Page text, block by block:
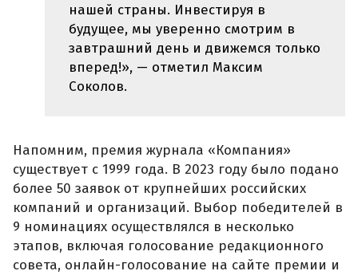
нашей страны. Инвестируя в
будущее, мы уверенно смотрим в
завтрашний день и движемся только
вперед!», — отметил Максим
Соколов.
Напомним, премия журнала «Компания»
существует с 1999 года. В 2023 году было подано
более 50 заявок от крупнейших российских
компаний и организаций. Выбор победителей в
9 номинациях осуществлялся в несколько
этапов, включая голосование редакционного
совета, онлайн-голосование на сайте премии и